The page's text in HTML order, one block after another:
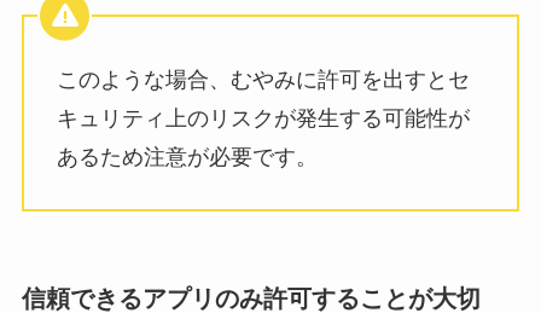
このような場合、むやみに許可を出すとセ
キュリティ上のリスクが発生する可能性が
あるため注意が必要です。
信頼できるアプリのみ許可することが大切